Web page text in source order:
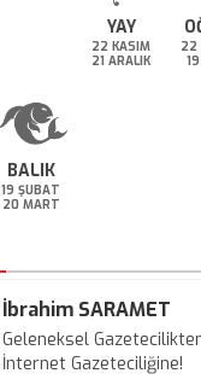
YAY
22 KASIM
21 ARALIK
22
BALIK
19 ŞUBAT
20 MART
İbrahim SARAMET
Geleneksel
İnternet Gazeteciliğine!